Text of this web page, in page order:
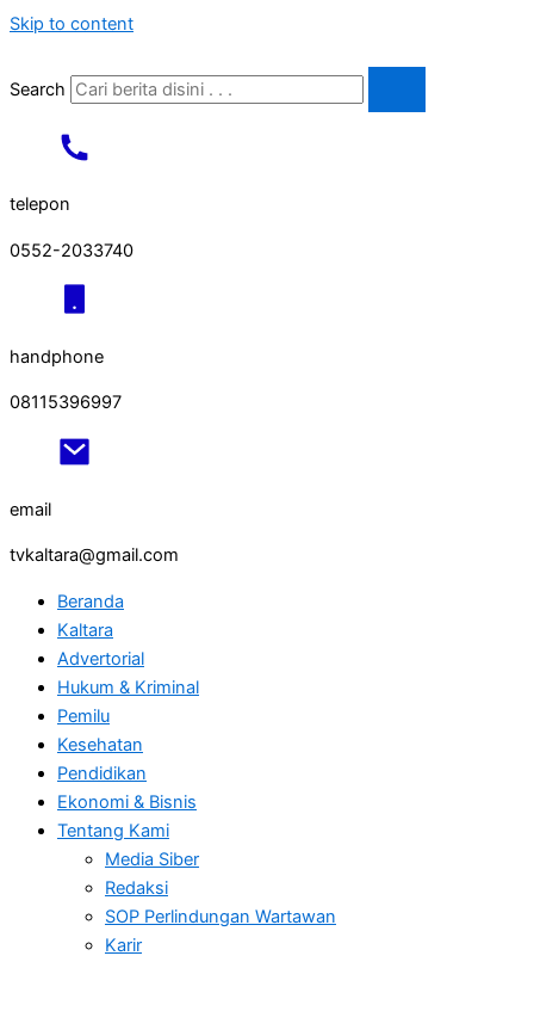
Skip to content
Search
telepon
0552-2033740
handphone
08115396997
email
tvkaltara@gmail.com
Beranda
Kaltara
Advertorial
Hukum & Kriminal
Pemilu
Kesehatan
Pendidikan
Ekonomi & Bisnis
Tentang Kami
Media Siber
Redaksi
SOP Perlindungan Wartawan
Karir